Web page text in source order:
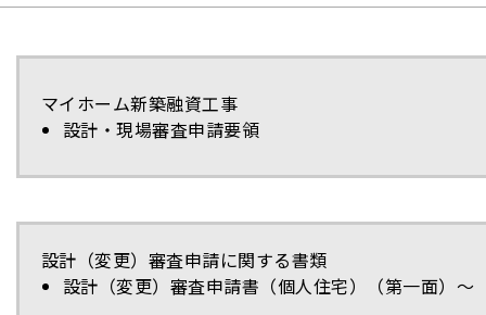
マイホーム新築融資工事
設計・現場審査申請要領
設計（変更）審査申請に関する書類
設計（変更）審査申請書（個人住宅）（第一面）～